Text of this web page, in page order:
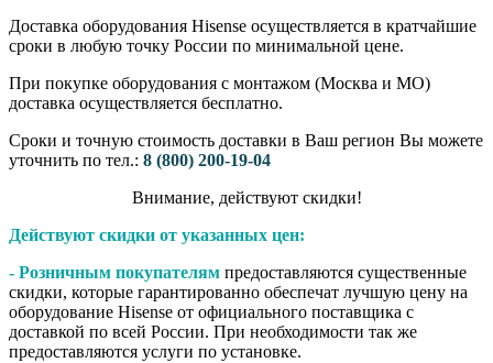
Доставка оборудования Hisense осуществляется в кратчайшие
сроки в любую точку России по минимальной цене.
При покупке оборудования с монтажом (Москва и МО)
доставка осуществляется бесплатно.
Сроки и точную стоимость доставки в Ваш регион Вы можете
уточнить по тел.: 8 (800) 200-19-04
Внимание,​ действуют​ скидки!
Действуют скидки от указанных цен:
- Розничным покупателям предоставляются существенные
скидки, которые гарантированно обеспечат лучшую цену на
оборудование Hisense от официального поставщика с
доставкой по всей России. При необходимости так же
предоставляются услуги по установке.